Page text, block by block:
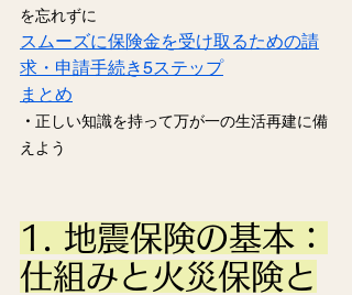
を忘れずに
スムーズに保険金を受け取るための請
求・申請手続き5ステップ
まとめ
・ 正 しい知識を持って万が一の生活再建に備
えよう
1. 地震保険の基本：
仕組みと火災保険と